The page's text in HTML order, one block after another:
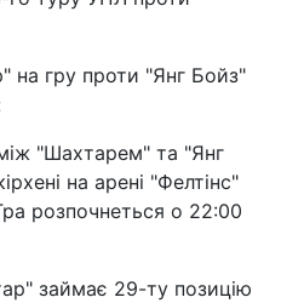
на гру проти "Янг Бойз"
"Шахтарем" та "Янг
на арені "Фелтінс"
розпочнеться о 22:00
займає 29-ту позицію